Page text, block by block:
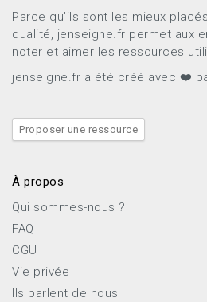
Parce qu’ils sont les mieux
qualité, jenseigne.fr permet aux
noter et aimer les ressources
jenseigne.fr a été créé avec ❤️
Proposer une ressource
À propos
Qui sommes-nous ?
FAQ
CGU
Vie privée
Ils parlent de nous